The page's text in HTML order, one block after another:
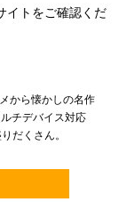
イトをご確認くだ
から懐かしの名作
チデバイス対応
だくさん。